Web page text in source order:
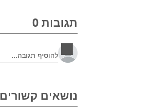
תגובות 0
נושאים קשורים